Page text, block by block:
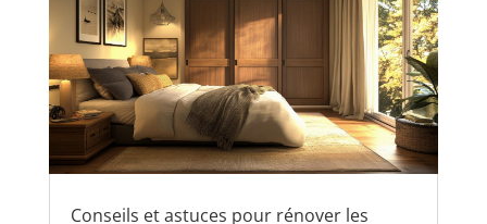
Conseils et astuces pour rénover les